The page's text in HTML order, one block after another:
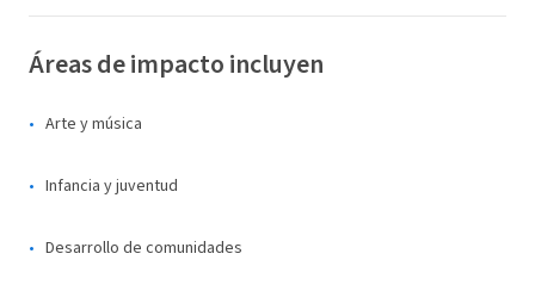
Áreas de impacto incluyen
Arte y música
Infancia y juventud
Desarrollo de comunidades